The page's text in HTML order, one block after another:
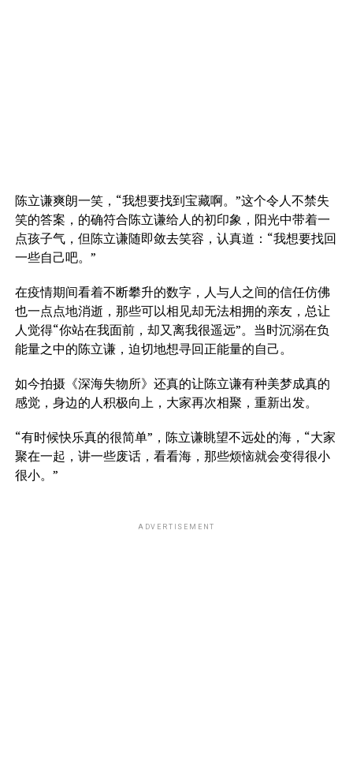
陈立谦爽朗一笑，“我想要找到宝藏啊。”这个令人不禁失
笑的答案，的确符合陈立谦给人的初印象，阳光中带着一
点孩子气，但陈立谦随即敛去笑容，认真道：“我想要找回
一些自己吧。”
在疫情期间看着不断攀升的数字，人与人之间的信任仿佛
也一点点地消逝，那些可以相见却无法相拥的亲友，总让
人觉得“你站在我面前，却又离我很遥远”。当时沉溺在负
能量之中的陈立谦，迫切地想寻回正能量的自己。
如今拍摄《深海失物所》还真的让陈立谦有种美梦成真的
感觉，身边的人积极向上，大家再次相聚，重新出发。
“有时候快乐真的很简单”，陈立谦眺望不远处的海，“大家
聚在一起，讲一些废话，看看海，那些烦恼就会变得很小
很小。”
ADVERTISEMENT